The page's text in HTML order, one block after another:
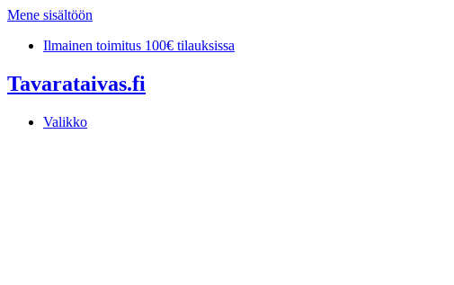
Mene sisältöön
Ilmainen toimitus 100€ tilauksissa
Tavarataivas.fi
Valikko